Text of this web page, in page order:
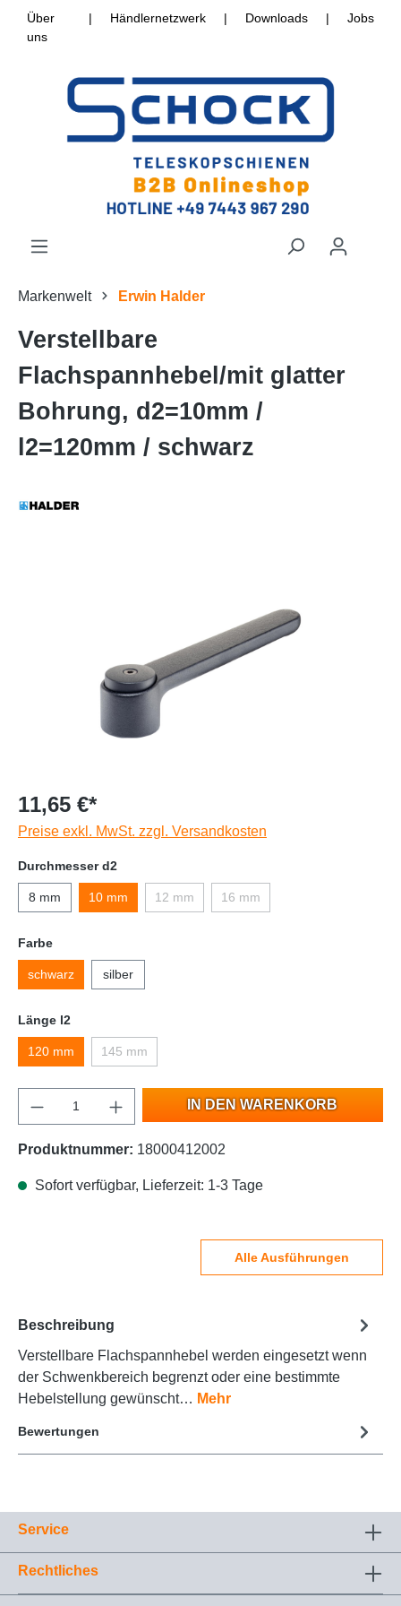
Über
uns
| Händlernetzwerk | Downloads | Jobs
Markenwelt Erwin Halder
Verstellbare
Flachspannhebel/mit glatter
Bohrung, d2=10mm /
l2=120mm / schwarz
11,65 €*
Preise exkl. MwSt. zzgl. Versandkosten
Durchmesser d2
8 mm 10 mm 12 mm 16 mm
Farbe
schwarz silber
Länge l2
120 mm 145 mm
IN DEN WARENKORB
Produktnummer: 18000412002
Sofort verfügbar, Lieferzeit: 1-3 Tage
Alle Ausführungen
Beschreibung
Verstellbare Flachspannhebel werden eingesetzt wenn
der Schwenkbereich begrenzt oder eine bestimmte
Hebelstellung gewünscht… Mehr
Bewertungen
Service
Rechtliches